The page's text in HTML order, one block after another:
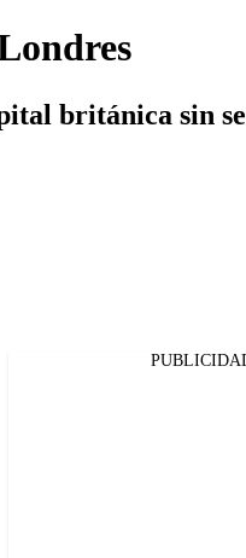
británica sin